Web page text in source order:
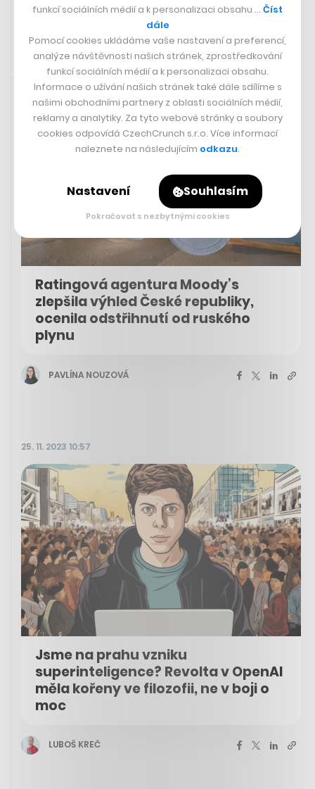
BBC
25. 11. 2023 12:13
Ratingová agentura Moody’s
zlepšila výhled České republiky,
ocenila odstřihnutí od ruského
plynu
PAVLÍNA NOUZOVÁ
25. 11. 2023 10:57
Jsme na prahu vzniku
superinteligence? Revolta v OpenAI
měla kořeny ve filozofii, ne v boji o
moc
LUBOŠ KREČ
funkcí sociálních médií a k personalizaci obsahu … Číst
dále
Pomocí cookies ukládáme vaše nastavení a preferencí,
analýze návštěvnosti našich stránek, zprostředkování
funkcí sociálních médií a k personalizaci obsahu.
Informace o užívání našich stránek také dále sdílíme s
našimi obchodními partnery z oblasti sociálních médií,
reklamy a analytiky. Za tyto webové stránky a soubory
cookies odpovídá CzechCrunch s.r.o. Více informací
naleznete na následujícím odkazu.
Nastavení Souhlasím
Pokračovat s nezbytnými cookies